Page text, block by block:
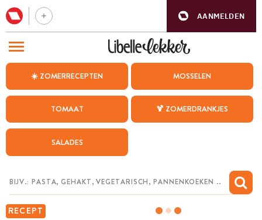
AANMELDEN
☀️ ZOMERRECEPTEN MOSSELEN
TOMAAT 🍹 ZOMERDRANKJES
SALADES
RECEPT
BEZOEK ONZE ANDERE WEBSITES
WEEKMENU
CHAT MET MAIA
MIJN BEWAARDE RECEPTEN